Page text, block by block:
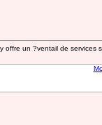
offre un ?ventail de services